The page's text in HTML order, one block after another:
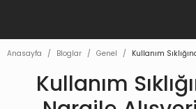
Anasayfa Bloglar Genel Kullanım
Kullanım